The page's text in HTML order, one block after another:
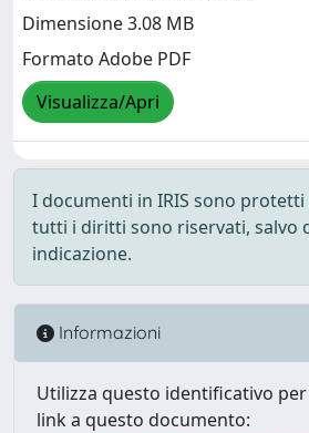
Dimensione 3.08 MB
Formato Adobe PDF
Visualizza/Apri
I documenti in IRIS sono
tutti i diritti sono riservati, salvo
indicazione.
Informazioni
Utilizza questo identificativo
link a questo documento: